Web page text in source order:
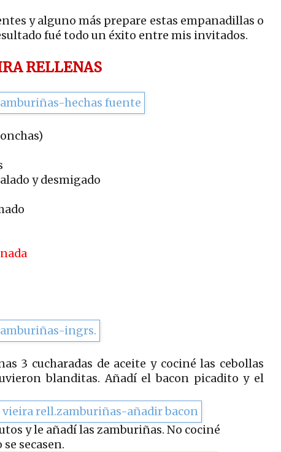
y alguno más prepare estas empanadillas o
fué todo un éxito entre mis invitados.
RELLENAS
y desmigado
3 cucharadas de aceite y cociné las cebollas
blanditas. Añadí el bacon picadito y el
y le añadí las zamburiñas. No cociné
secasen.